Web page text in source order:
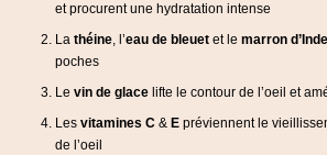
et procurent une hydratation intense
La théine, l’eau de bleuet et le marron d’Inde
poches
Le vin de glace lifte le contour de l’oeil et
Les vitamines C & E préviennent le
de l’oeil